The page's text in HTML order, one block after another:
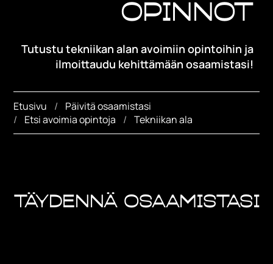
opinnot
Tutustu tekniikan alan avoimiin opintoihin ja
ilmoittaudu kehittämään osaamistasi!
Etusivu
Päivitä osaamistasi
Etsi avoimia opintoja
Tekniikan ala
Täydennä osaamistasi